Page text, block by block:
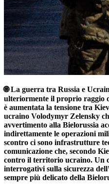
🌐 La guerra tra Russia e
ulteriormente il proprio raggio
è aumentata la tensione tra
ucraino Volodymyr Zelensky
avvertimento alla Bielorussia
indirettamente le operazioni
scontro ci sono infrastrutture
comunicazione che, secondo
contro il territorio ucraino. Un
interrogativi sulla sicurezza
sempre più delicato della